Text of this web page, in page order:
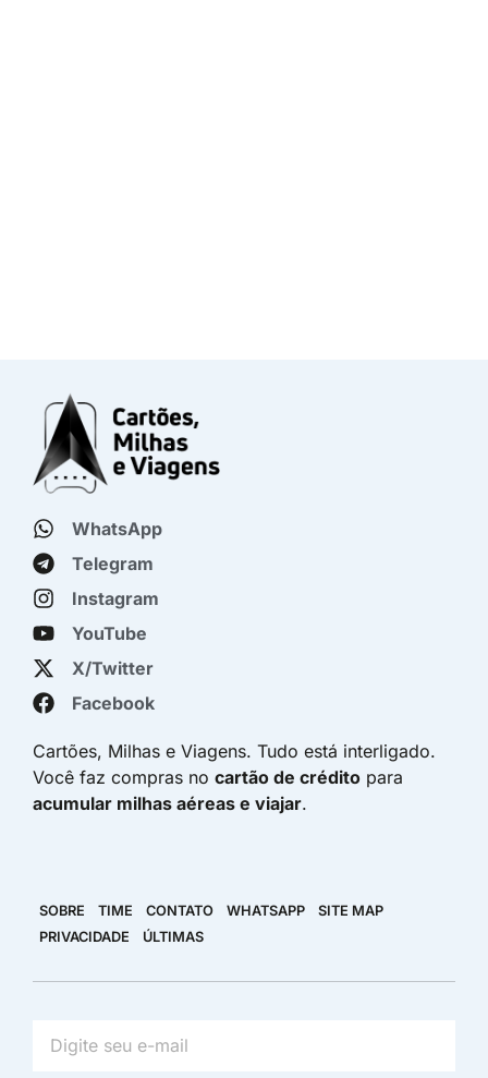
WhatsApp
Telegram
Instagram
YouTube
X/Twitter
Facebook
Cartões, Milhas e Viagens. Tudo está interligado.
Você faz compras no cartão de crédito para
acumular milhas aéreas e viajar.
SOBRE TIME CONTATO WHATSAPP
SITE MAP
PRIVACIDADE
ÚLTIMAS